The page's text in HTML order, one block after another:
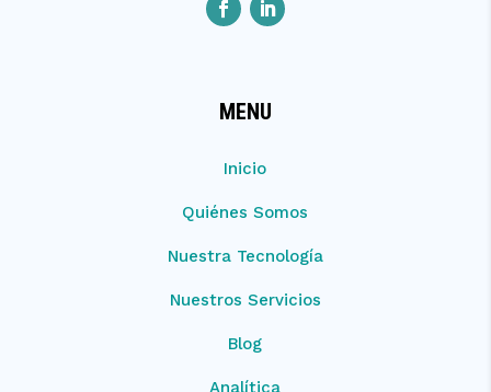
MENU
Inicio
Quiénes Somos
Nuestra Tecnología
Nuestros Servicios
Blog
Analítica